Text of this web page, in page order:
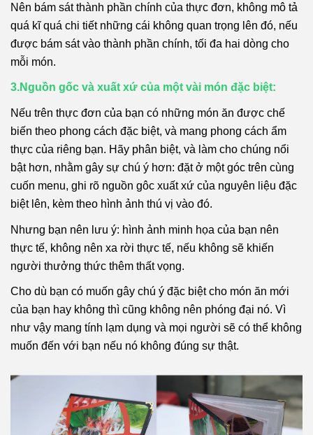
Nên bám sát thành phần chính của thực đơn, không mô tả
quá kĩ quá chi tiết những cái không quan trọng lên đó, nếu
được bám sát vào thành phần chính, tối đa hai dòng cho
mỗi món.
3.Nguồn gốc và xuất xứ của một vài món đặc biệt:
Nếu trên thực đơn của bạn có những món ăn được chế
biến theo phong cách đặc biệt, và mang phong cách ẩm
thực của riêng bạn. Hãy phân biệt, và làm cho chúng nổi
bật hơn, nhằm gây sự chú ý hơn: đặt ở một góc trên cùng
cuốn menu, ghi rõ nguồn gôc xuất xứ của nguyên liệu đặc
biệt lên, kèm theo hình ảnh thú vị vào đó.
Nhưng bạn nên lưu ý: hình ảnh minh họa của bạn nên
thực tế, không nên xa rời thực tế, nếu không sẽ khiến
người thưởng thức thêm thất vọng.
Cho dù bạn có muốn gây chú ý đặc biệt cho món ăn mới
của bạn hay không thì cũng không nên phóng đại nó. Vì
như vậy mang tính lạm dụng và mọi người sẽ có thể không
muốn đến với bạn nếu nó không đúng sự thật.